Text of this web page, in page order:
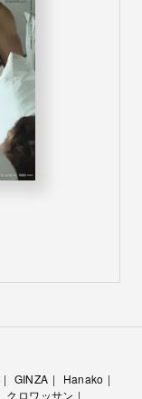
GINZA
Hanako
クロワッサン